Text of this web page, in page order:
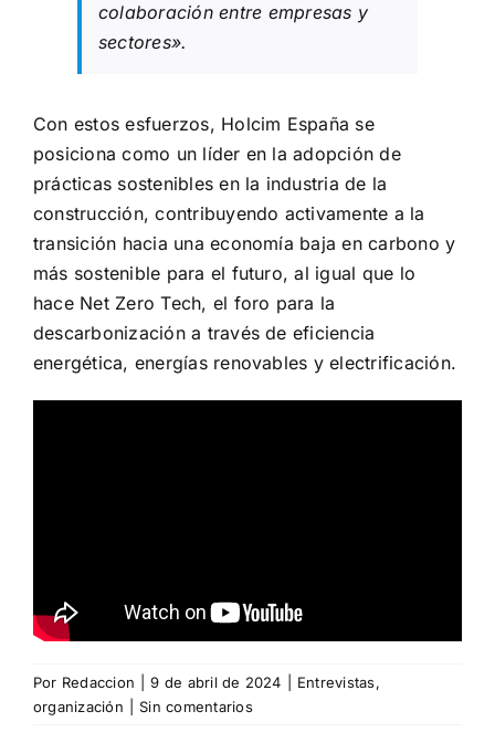
colaboración entre empresas y
sectores».
Con estos esfuerzos, Holcim España se
posiciona como un líder en la adopción de
prácticas sostenibles en la industria de la
construcción, contribuyendo activamente a la
transición hacia una economía baja en carbono y
más sostenible para el futuro, al igual que lo
hace Net Zero Tech, el foro para la
descarbonización a través de eficiencia
energética, energías renovables y electrificación.
Por Redaccion 9 de abril de 2024 Entrevistas,
organización
Sin comentarios